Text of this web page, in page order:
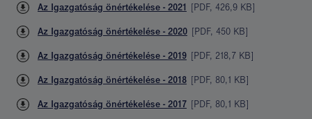
Az Igazgatóság önértékelése - 2021 [PDF, 426,9 KB]
Az Igazgatóság önértékelése - 2020 [PDF, 450 KB]
Az Igazgatóság önértékelése - 2019 [PDF, 218,7 KB]
Az Igazgatóság önértékelése - 2018 [PDF, 80,1 KB]
Az Igazgatóság önértékelése - 2017 [PDF, 80,1 KB]